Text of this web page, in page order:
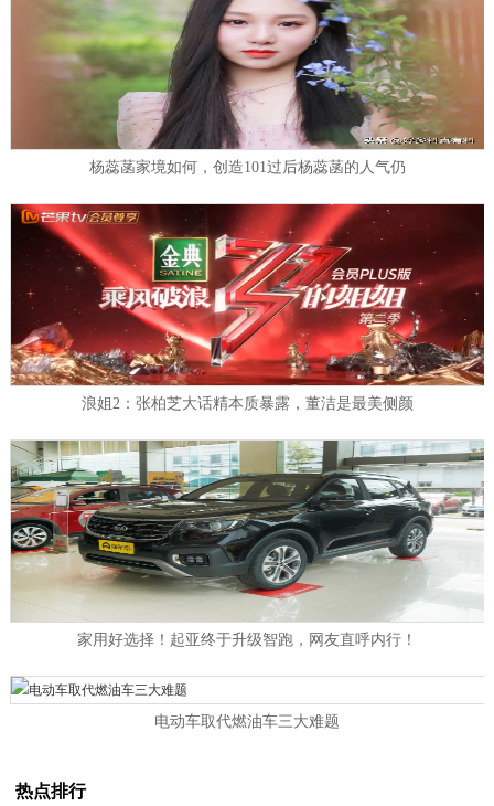
杨蕊菡家境如何，创造101过后杨蕊菡的人气仍
浪姐2：张柏芝大话精本质暴露，董洁是最美侧颜
家用好选择！起亚终于升级智跑，网友直呼内行！
电动车取代燃油车三大难题
热点排行